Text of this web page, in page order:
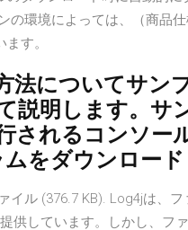
の環境によっては、（商品
す。
法についてサン
説明します。サ
されるコンソー
をダウンロー
イル (376.7 KB). Log4jは、
供しています。しかし、フ